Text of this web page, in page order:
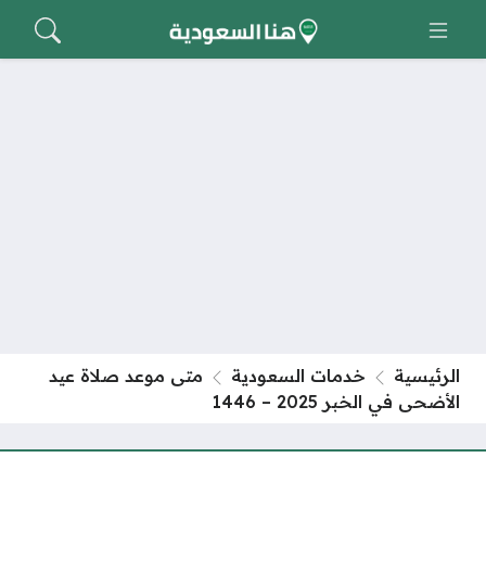
الرئيسية خدمات السعودية
متى موعد صلاة عيد
الأضحى في الخبر 2025 – 1446